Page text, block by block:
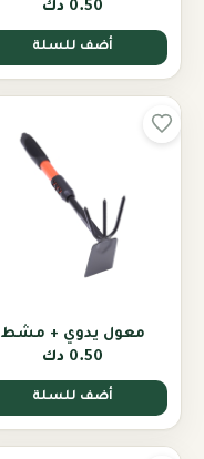
0.50 دك
أضف للسلة
معول يدوي + مشط
0.50 دك
أضف للسلة